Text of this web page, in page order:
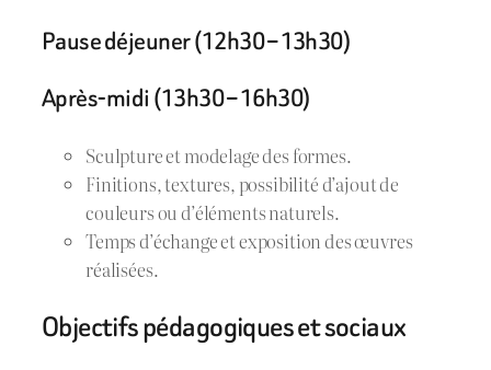
Pause déjeuner (12h30 – 13h30)
Après-midi (13h30 – 16h30)
Sculpture et modelage des formes.
Finitions, textures, possibilité d’ajout de
couleurs ou d’éléments naturels.
Temps d’échange et exposition des œuvres
réalisées.
Objectifs pédagogiques et sociaux